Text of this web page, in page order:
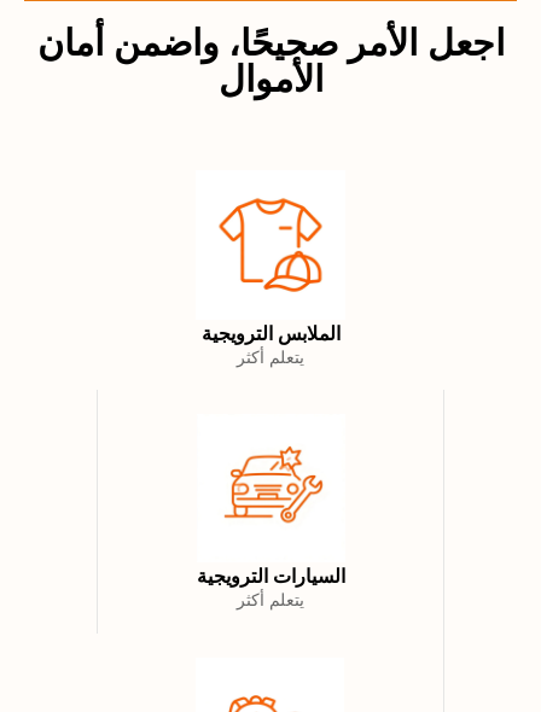
اجعل الأمر صحيحًا، واضمن أمان
الأموال
الملابس الترويجية
يتعلم أكثر
السيارات الترويجية
يتعلم أكثر